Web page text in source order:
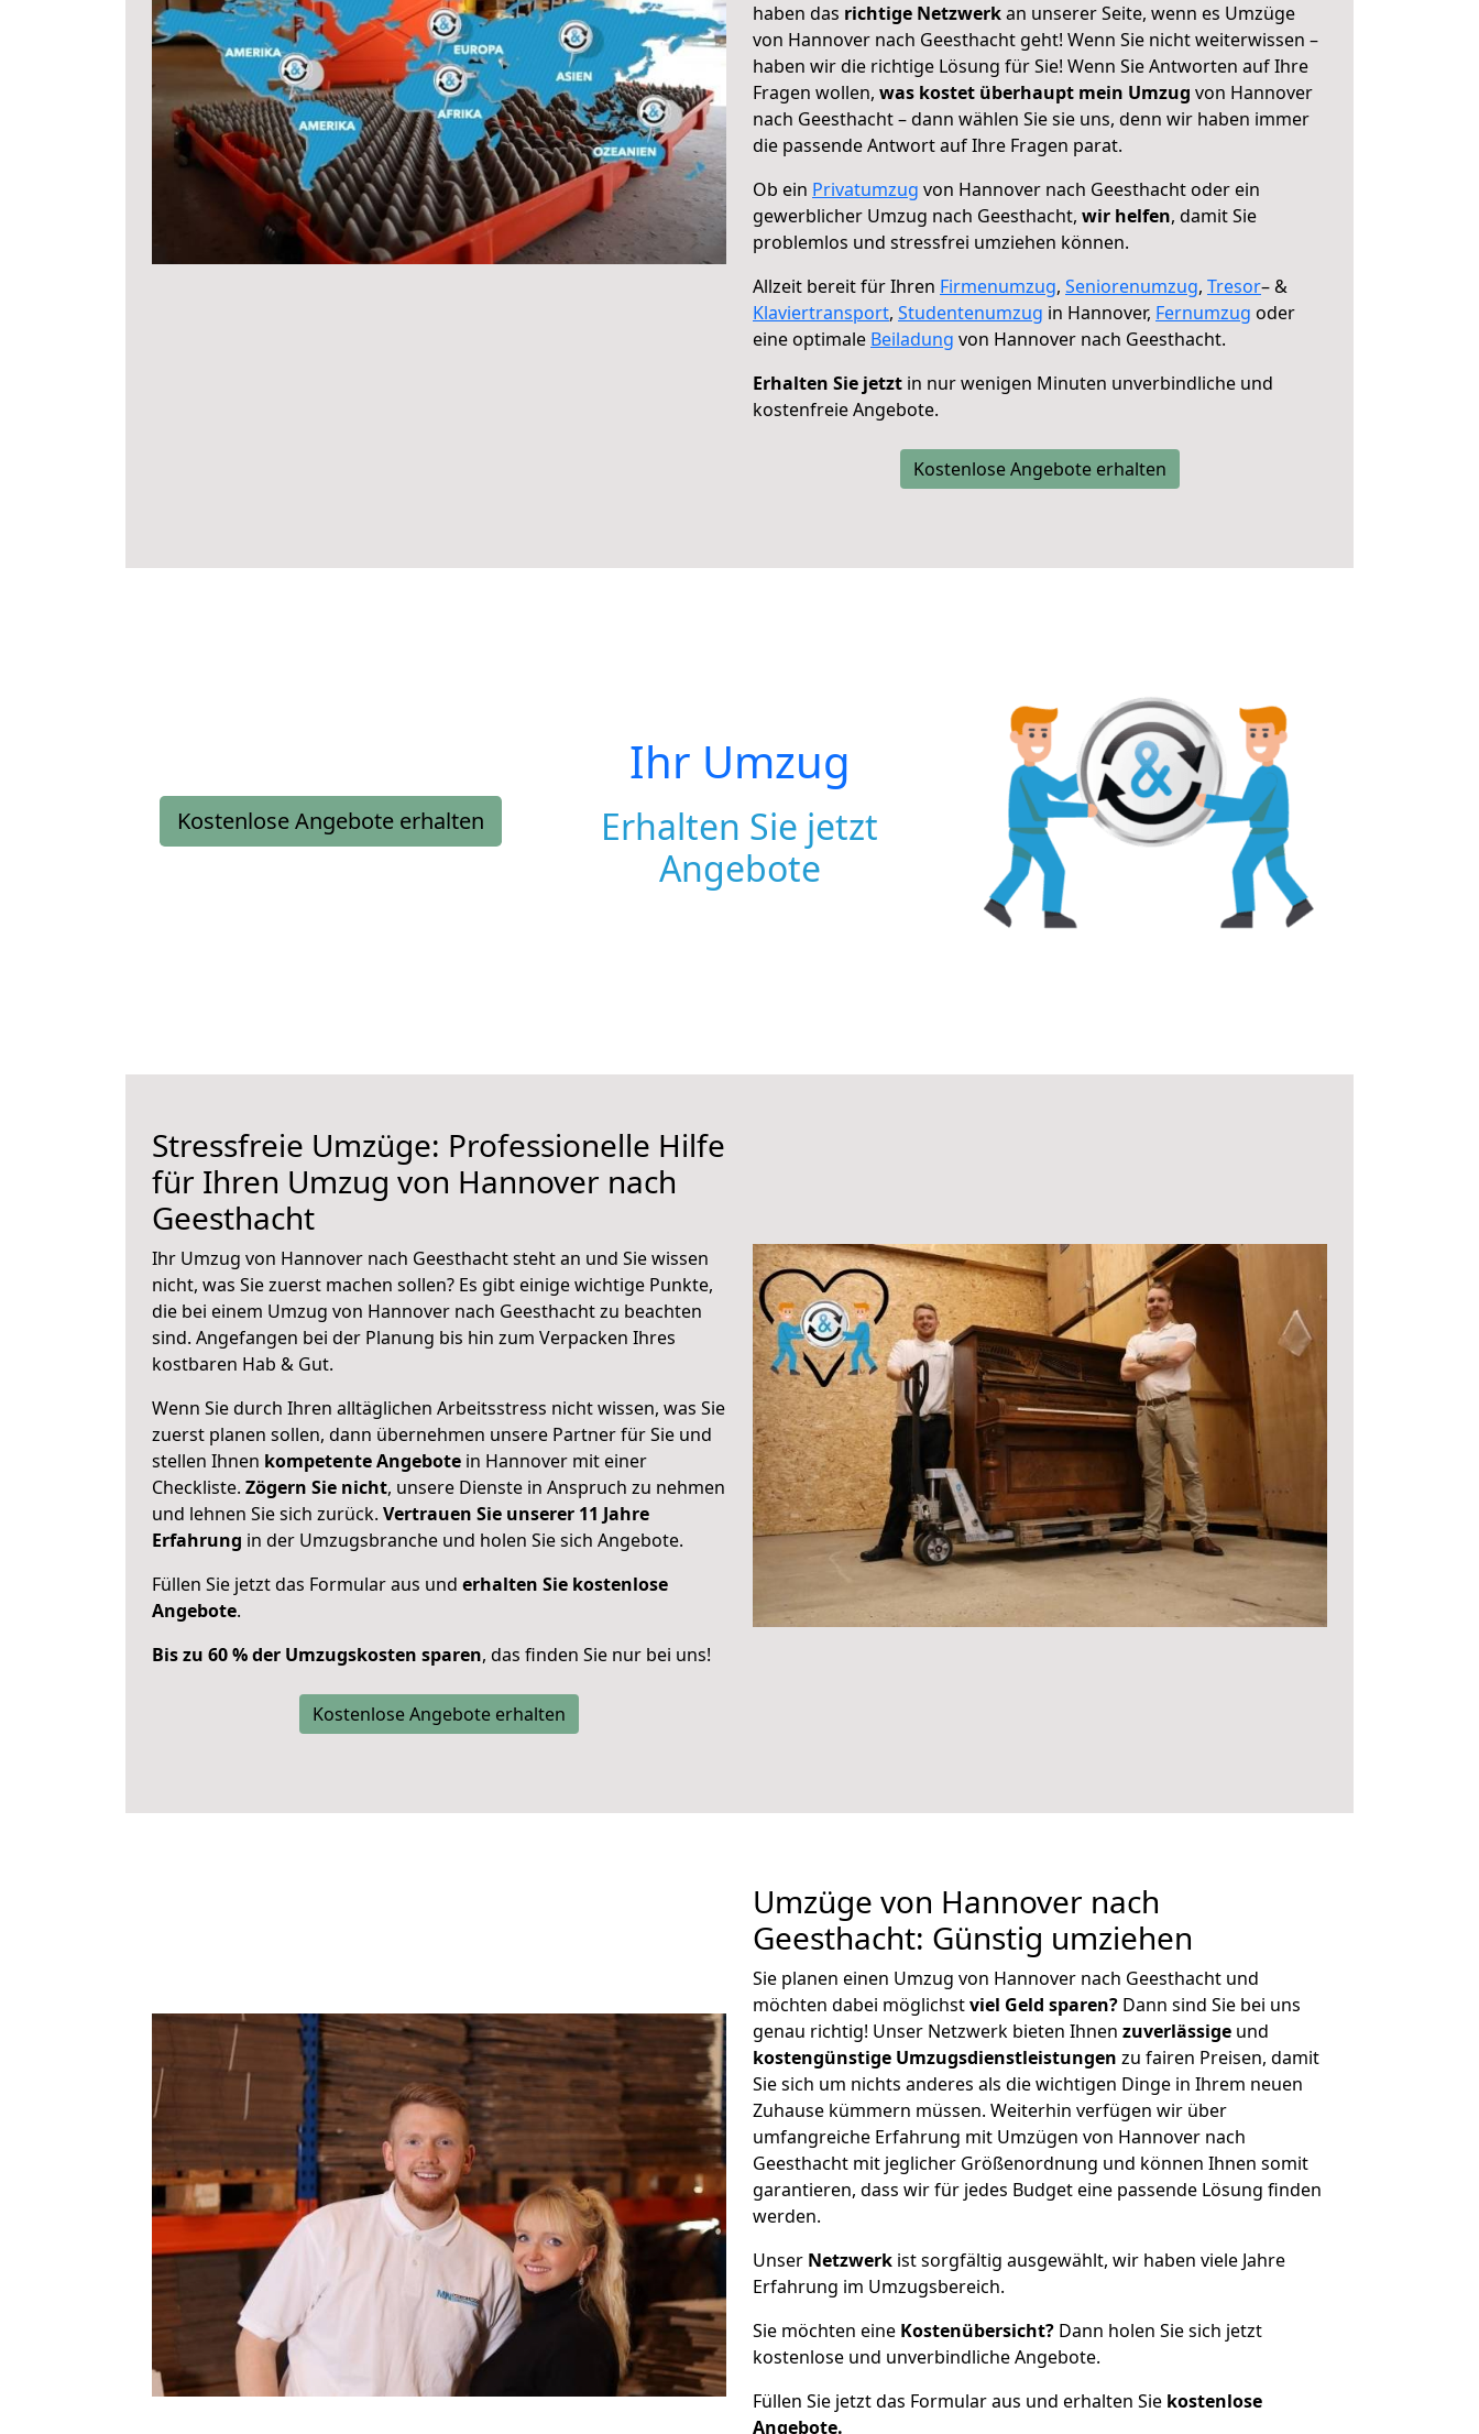
haben das richtige Netzwerkan unserer Seite, wenn es Umzüge
von Hannover nach Geesthacht geht! Wenn Sie nicht weiterwissen –
haben wir die richtige Lösung für Sie! Wenn Sie Antworten auf Ihre
Fragen wollen, was kostet überhaupt mein Umzug von Hannover
nach Geesthacht – dann wählen Sie sie uns, denn wir haben immer
die passende Antwort auf Ihre Fragen parat.
Ob ein Privatumzug von Hannover nach Geesthacht oder ein
gewerblicher Umzug nach Geesthacht, wir helfen, damit Sie
problemlos und stressfrei umziehen können.
Allzeit bereit für Ihren Firmenumzug, Seniorenumzug, Tresor– &
Klaviertransport, Studentenumzug in Hannover, Fernumzug oder
eine optimale Beiladung von Hannover nach Geesthacht.
Erhalten Sie jetzt in nur wenigen Minuten unverbindliche und
kostenfreie Angebote.
Kostenlose Angebote erhalten
Kostenlose Angebote erhalten
Ihr Umzug
Erhalten Sie jetzt
Angebote
Stressfreie Umzüge: Professionelle Hilfe
für Ihren Umzug von Hannover nach
Geesthacht
Ihr Umzug von Hannover nach Geesthacht steht an und Sie wissen
nicht, was Sie zuerst machen sollen? Es gibt einige wichtige Punkte,
die bei einem Umzug von Hannover nach Geesthacht zu beachten
sind. Angefangen bei der Planung bis hin zum Verpacken Ihres
kostbaren Hab & Gut.
Wenn Sie durch Ihren alltäglichen Arbeitsstress nicht wissen, was Sie
zuerst planen sollen, dann übernehmen unsere Partner für Sie und
stellen Ihnen kompetente Angebote in Hannover mit einer
Checkliste. Zögern Sie nicht, unsere Dienste in Anspruch zu nehmen
und lehnen Sie sich zurück. Vertrauen Sie unserer 11 Jahre
Erfahrung in der Umzugsbranche und holen Sie sich Angebote.
Füllen Sie jetzt das Formular aus und erhalten Sie kostenlose
Angebote.
Bis zu 60 % der Umzugskosten sparen, das finden Sie nur bei uns!
Kostenlose Angebote erhalten
Umzüge von Hannover nach
Geesthacht: Günstig umziehen
Sie planen einen Umzug von Hannover nach Geesthacht und
möchten dabei möglichstviel Geld sparen? Dann sind Sie bei uns
genau richtig! Unser Netzwerk bieten Ihnen zuverlässige und
kostengünstige Umzugsdienstleistungen zu fairen Preisen, damit
Sie sich um nichts anderes als die wichtigen Dinge in Ihrem neuen
Zuhause kümmern müssen. Weiterhin verfügen wir über
umfangreiche Erfahrung mit Umzügen von Hannover nach
Geesthacht mit jeglicher Größenordnung und können Ihnen somit
garantieren, dass wir für jedes Budget eine passende Lösung finden
werden.
Unser Netzwerk ist sorgfältig ausgewählt, wir haben viele Jahre
Erfahrung im Umzugsbereich.
Sie möchten eine Kostenübersicht? Dann holen Sie sich jetzt
kostenlose und unverbindliche Angebote.
Füllen Sie jetzt das Formular aus und erhalten Sie kostenlose
Angebote.